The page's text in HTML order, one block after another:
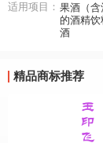
适用项目： 果酒（含
的酒精饮
酒
精品商标推荐